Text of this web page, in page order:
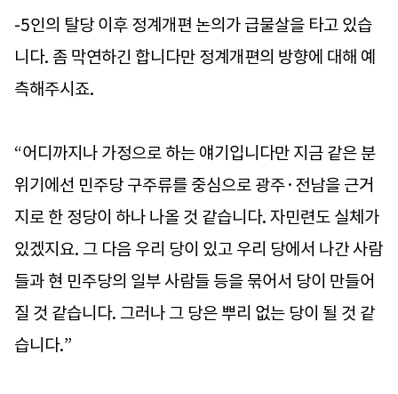
-5인의 탈당 이후 정계개편 논의가 급물살을 타고 있습
니다. 좀 막연하긴 합니다만 정계개편의 방향에 대해 예
측해주시죠.
“어디까지나 가정으로 하는 얘기입니다만 지금 같은 분
위기에선 민주당 구주류를 중심으로 광주·전남을 근거
지로 한 정당이 하나 나올 것 같습니다. 자민련도 실체가
있겠지요. 그 다음 우리 당이 있고 우리 당에서 나간 사람
들과 현 민주당의 일부 사람들 등을 묶어서 당이 만들어
질 것 같습니다. 그러나 그 당은 뿌리 없는 당이 될 것 같
습니다.”